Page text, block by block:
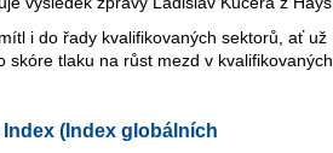
i do řady kvalifikovaných sektorů, ať už
tlaku na růst mezd v kvalifikovaných
(Index globálních